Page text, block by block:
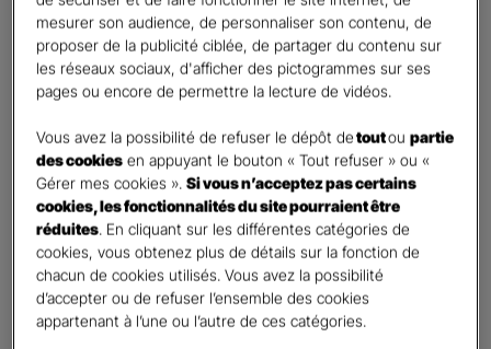
Vos informations :
Etes-vous déjà client Gan assurances ?*
Oui
Non
Civilité *
Madame
Monsieur
Contact*
mesurer son audience, de personnaliser son contenu, de
proposer de la publicité ciblée, de partager du contenu sur
les réseaux sociaux, d'afficher des pictogrammes sur ses
pages ou encore de permettre la lecture de vidéos.
Vous avez la possibilité de refuser le dépôt detoutoupartie
des cookies en appuyant le bouton « Tout refuser » ou «
Gérer mes cookies ».Si vous n’acceptez pas certains
cookies, les fonctionnalités du site pourraient être
réduites. En cliquant sur les différentes catégories de
cookies, vous obtenez plus de détails sur la fonction de
chacun de cookies utilisés. Vous avez la possibilité
d’accepter ou de refuser l’ensemble des cookies
appartenant à l’une ou l’autre de ces catégories.